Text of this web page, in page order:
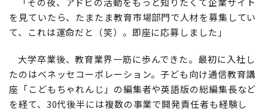
を見ていたら、たまたま教育市場部門で人材を募集してい
て、これは運命だと（笑）。即座に応募しました」
大学卒業後、教育業界一筋に歩んできた。最初に入社し
たのはベネッセコーポレーション。子ども向け通信教育講
座「こどもちゃれんじ」の編集者や英語版の総編集長など
を経て、30代後半には複数の事業で開発責任者も経験し